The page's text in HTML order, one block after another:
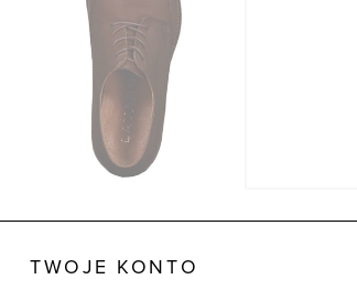
TWOJE KONTO